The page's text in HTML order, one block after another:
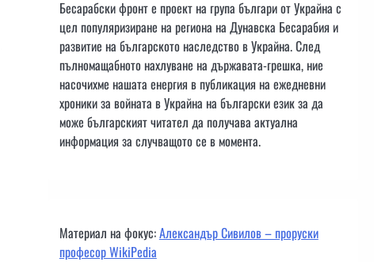
Бесарабски фронт е проект на група българи от Украйна с
цел популяризиране на региона на Дунавска Бесарабия и
развитие на българското наследство в Украйна. След
пълномащабното нахлуване на държавата-грешка, ние
насочихме нашата енергия в публикация на ежедневни
хроники за войната в Украйна на български език за да
може българският читател да получава актуална
информация за случващото се в момента.
Материал на фокус:Александър Сивилов – проруски
професор WikiPedia